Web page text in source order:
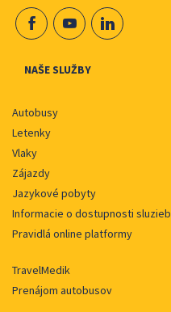
NAŠE SLUŽBY
Autobusy
Letenky
Vlaky
Zájazdy
Jazykové pobyty
Informacie o dostupnosti sluzieb
Pravidlá online platformy
TravelMedik
Prenájom autobusov